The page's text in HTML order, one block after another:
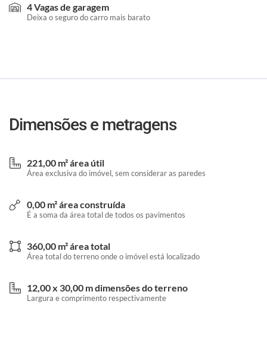
4 Vagas de garagem
Deixa o seguro do carro mais barato
Dimensões e metragens
221,00 m² área útil
Área exclusiva do imóvel, sem considerar as paredes
0,00 m² área construída
É a soma da área total de todos os pavimentos
360,00 m² área total
Área total do terreno onde o imóvel está localizado
12,00 x 30,00 m dimensões do terreno
Largura e comprimento respectivamente